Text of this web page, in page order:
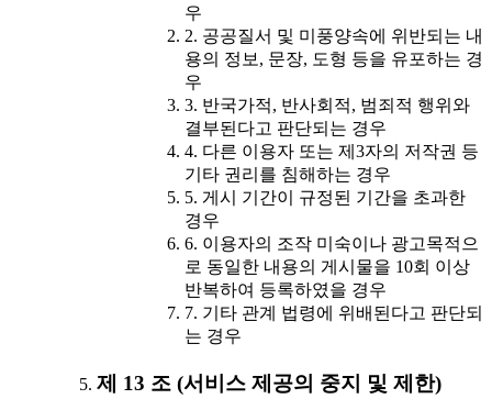
우
2. 공공질서 및 미풍양속에 위반되는 내
용의 정보, 문장, 도형 등을 유포하는 경
우
3. 반국가적, 반사회적, 범죄적 행위와
결부된다고 판단되는 경우
4. 다른 이용자 또는 제3자의 저작권 등
기타 권리를 침해하는 경우
5. 게시 기간이 규정된 기간을 초과한
경우
6. 이용자의 조작 미숙이나 광고목적으
로 동일한 내용의 게시물을 10회 이상
반복하여 등록하였을 경우
7. 기타 관계 법령에 위배된다고 판단되
는 경우
제 13 조 (서비스 제공의 중지 및 제한)